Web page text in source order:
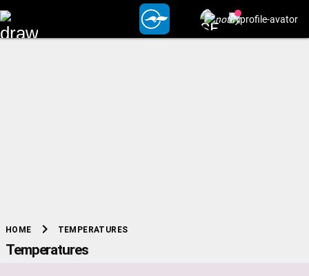
HOME chevron_right TEMPERATURES
Temperatures